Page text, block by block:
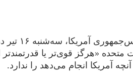
دونالد
متحده «هرگز قوی‌تر یا
آمریکا انجام می‌دهد را ندارد.